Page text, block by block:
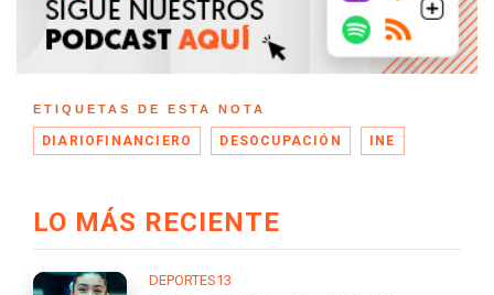
ETIQUETAS DE ESTA NOTA
DIARIOFINANCIERO DESOCUPACIÓN INE
LO MÁS RECIENTE
DEPORTES13